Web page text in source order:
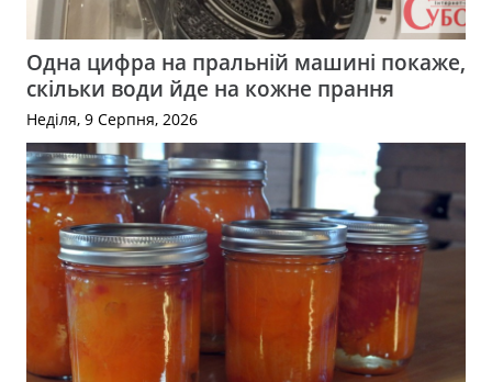
Одна цифра на пральній машині покаже,
скільки води йде на кожне прання
Неділя, 9 Серпня, 2026